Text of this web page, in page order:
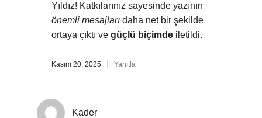
Yıldız! Katkılarınız sayesinde yazının
önemli mesajları daha net bir şekilde
ortaya çıktı ve güçlü biçimde iletildi.
Kasım 20, 2025 Yanıtla
Kader